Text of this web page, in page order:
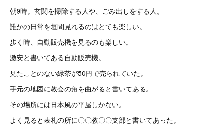
朝9時。玄関を掃除する人や、ごみ出しをする人。
誰かの日常を垣間見れるのはとても楽しい。
歩く時、自動販売機を見るのも楽しい。
激安と書いてある自動販売機。
見たことのない緑茶が50円で売られていた。
手元の地図に教会の角を曲がると書いてある。
その場所には日本風の平屋しかない。
よく見ると表札の所に〇〇教〇〇支部と書いてあった。